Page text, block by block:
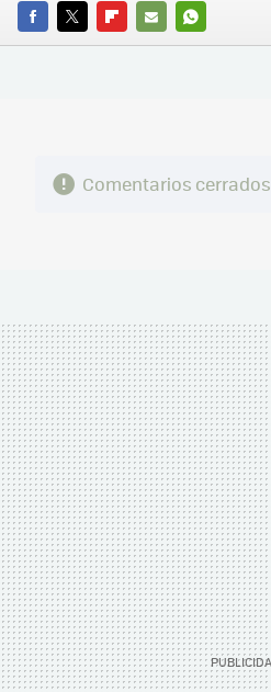
FACEBOOK
TWITTERFLIPBOARD
E-
WHATSAPP
Comentarios cerrados